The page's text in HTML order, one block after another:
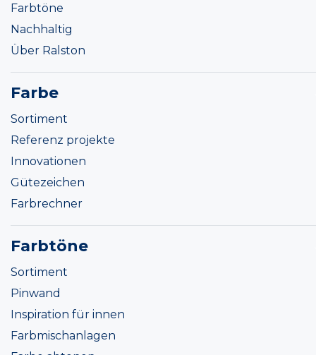
Farbtöne
Nachhaltig
Über Ralston
Farbe
Sortiment
Referenz projekte
Innovationen
Gütezeichen
Farbrechner
Farbtöne
Sortiment
Pinwand
Inspiration für innen
Farbmischanlagen